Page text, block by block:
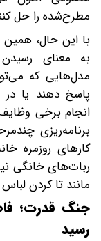
مطرح‌شده را حل کنند؛ رقمی
با این حال، همین
به معنای
مدل‌هایی که
پاسخ دهند یا
انجام برخی
برنامه‌ریزی
کارهای روزمره
مانند تا کردن
جنگ قدرت؛
رسید